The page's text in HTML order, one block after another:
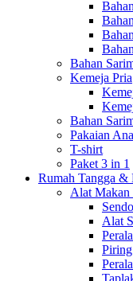
Bahan
Kemeja Pria
Bahan
Pakaian
T-shirt
Paket 3 in 1
Rumah Tangga &
Alat
Alat